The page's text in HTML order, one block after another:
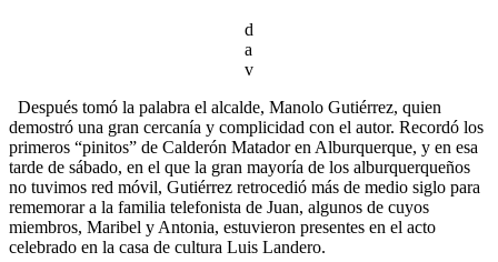
d
a
v
Después tomó la palabra el alcalde, Manolo Gutiérrez, quien
demostró una gran cercanía y complicidad con el autor. Recordó los
primeros “pinitos” de Calderón Matador en Alburquerque, y en esa
tarde de sábado, en el que la gran mayoría de los alburquerqueños
no tuvimos red móvil, Gutiérrez retrocedió más de medio siglo para
rememorar a la familia telefonista de Juan, algunos de cuyos
miembros, Maribel y Antonia, estuvieron presentes en el acto
celebrado en la casa de cultura Luis Landero.